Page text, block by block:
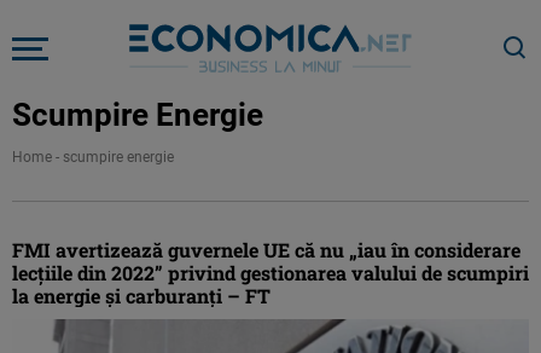
Scumpire Energie
Home - scumpire energie
FMI avertizează guvernele UE că nu „iau în considerare
lecțiile din 2022” privind gestionarea valului de scumpiri
la energie și carburanți – FT